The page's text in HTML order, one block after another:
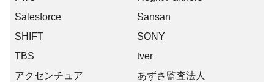
Salesforce
Sansan
SHIFT
SONY
TBS
tver
アクセンチュア
あずさ監査法人